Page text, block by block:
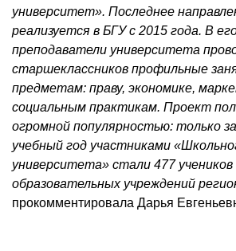
университет». Последнее
реализуется в БГУ с 2015 года. В
преподаватели университета
старшеклассников профильные
предметам: праву, экономике,
социальным практикам. Проект
огромной популярностью: только
учебный год участниками
университета» стали 477 учеников
образовательных учреждений
прокомментировала Дарья